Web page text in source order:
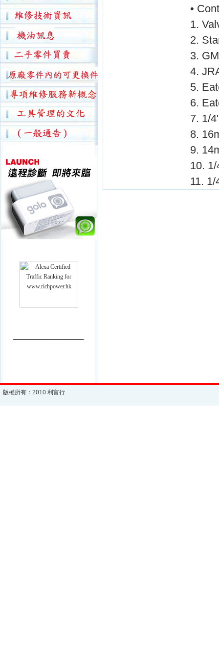
•
1.
2.
3.
4.
5.
6.
7. 1/
8.
9.
10.
11.
版權所有：2010 利富行